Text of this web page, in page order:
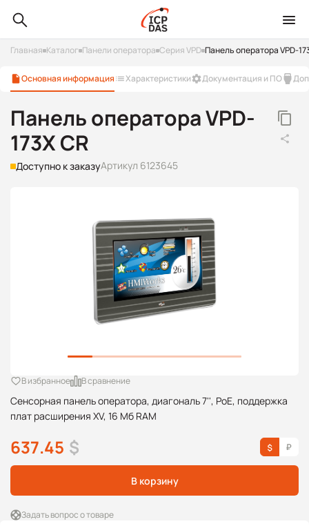
Главная Каталог Панели оператора Серия VPD Панель оператора VPD-
Основная информация Характеристики Документация и ПО
Панель оператора VPD-
173X CR
Доступно к заказуАртикул 6123645
Сенсорная панель оператора, диагональ 7'', PoE, поддержка
плат расширения XV, 16 Мб RAM
В избранное В сравнение
637.45 $
В корзину
Задать вопрос о товаре